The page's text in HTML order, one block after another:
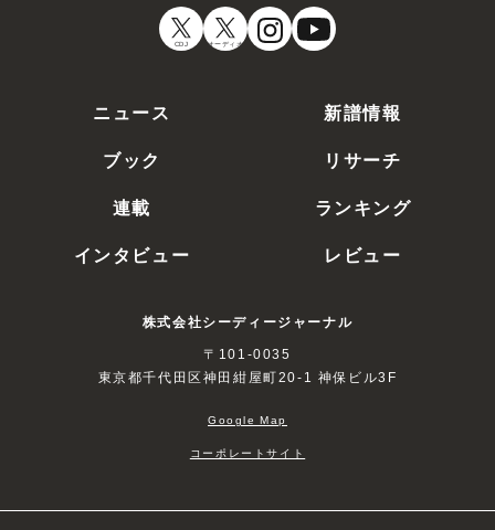
CDJ オーディオ
ニュース
新譜情報
ブック
リサーチ
連載
ランキング
インタビュー
レビュー
株式会社シーディージャーナル
〒101-0035
東京都千代田区神田紺屋町20-1 神保ビル3F
Google Map
コーポレートサイト